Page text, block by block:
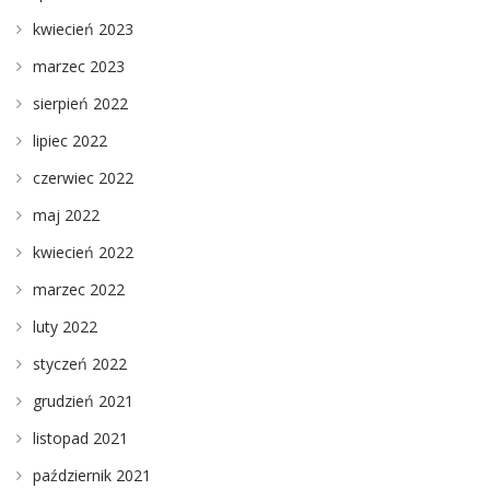
kwiecień 2023
marzec 2023
sierpień 2022
lipiec 2022
czerwiec 2022
maj 2022
kwiecień 2022
marzec 2022
luty 2022
styczeń 2022
grudzień 2021
listopad 2021
październik 2021